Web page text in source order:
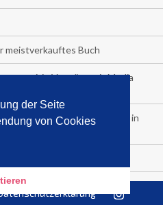
der Seite
von Cookies
meistverkauftes Buch
vorzeitig Verträge mit Media
bringen Hörbuch-Downloads in
Kollegah